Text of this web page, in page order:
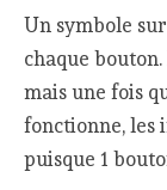
Un symbole
chaque
mais une fois
fonctionne, les
puisque 1